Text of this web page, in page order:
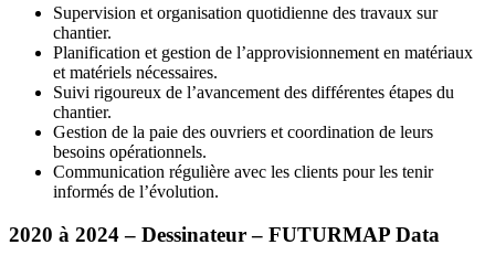
Supervision et organisation quotidienne des travaux sur
chantier.
Planification et gestion de l’approvisionnement en matériaux
et matériels nécessaires.
Suivi rigoureux de l’avancement des différentes étapes du
chantier.
Gestion de la paie des ouvriers et coordination de leurs
besoins opérationnels.
Communication régulière avec les clients pour les tenir
informés de l’évolution.
2020 à 2024 – Dessinateur – FUTURMAP Data